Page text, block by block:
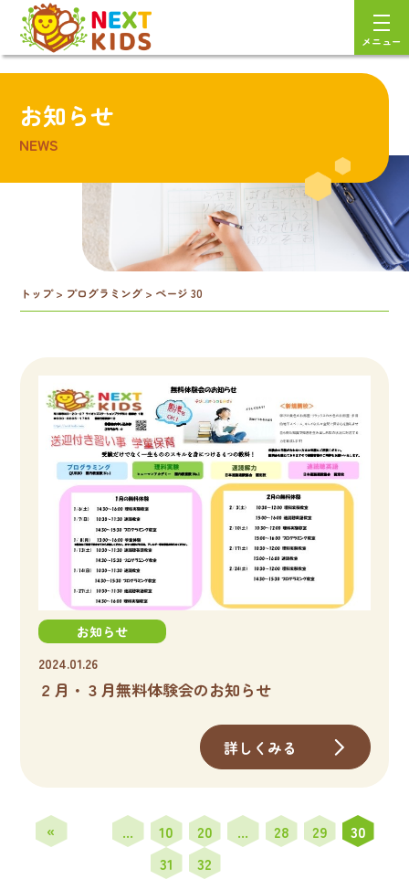
メニュー
お知らせ
NEWS
トップ> プログラミング > ページ 30
お知らせ
2024.01.26
２月・３月無料体験会のお知らせ
詳しくみる
«
... 10 20 ... 28 29
30
31
32